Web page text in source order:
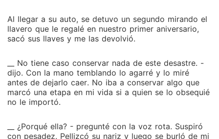
Al llegar a su auto, se detuvo un segundo mirando el
llavero que le regalé en nuestro primer aniversario,
sacó sus llaves y me las devolvió.
__ No tiene caso conservar nada de este desastre. -
dijo. Con la mano temblando lo agarré y lo miré
antes de dejarlo caer. No iba a conservar algo que
marcó una etapa en mi vida si a quien se lo obsequié
no le importó.
__ ¿Porqué ella? - pregunté con la voz rota. Suspiró
con pesadez. Pellizcó su nariz y luego se burló de mi